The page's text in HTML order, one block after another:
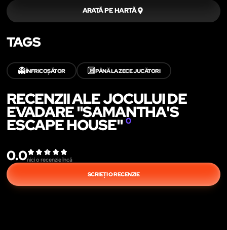
ARATĂ PE HARTĂ
TAGS
👻ÎNFRICOȘĂTOR 🔟PÂNĂ LA ZECE JUCĂTORI
RECENZII ALE JOCULUI DE
EVADARE "SAMANTHA'S
ESCAPE HOUSE" 0
0.0nici o recenzie încă
SCRIEȚI O RECENZIE